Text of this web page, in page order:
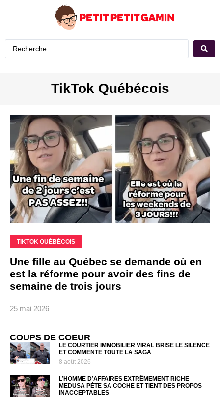
TikTok Québécois
TIKTOK QUÉBÉCOIS
Une fille au Québec se demande où en
est la réforme pour avoir des fins de
semaine de trois jours
25 mai 2026
COUPS DE COEUR
LE COURTIER IMMOBILIER VIRAL BRISE LE SILENCE
ET COMMENTE TOUTE LA SAGA
8 août 2026
L’HOMME D’AFFAIRES EXTRÊMEMENT RICHE
MEDUSA PÈTE SA COCHE ET TIENT DES PROPOS
INACCEPTABLES